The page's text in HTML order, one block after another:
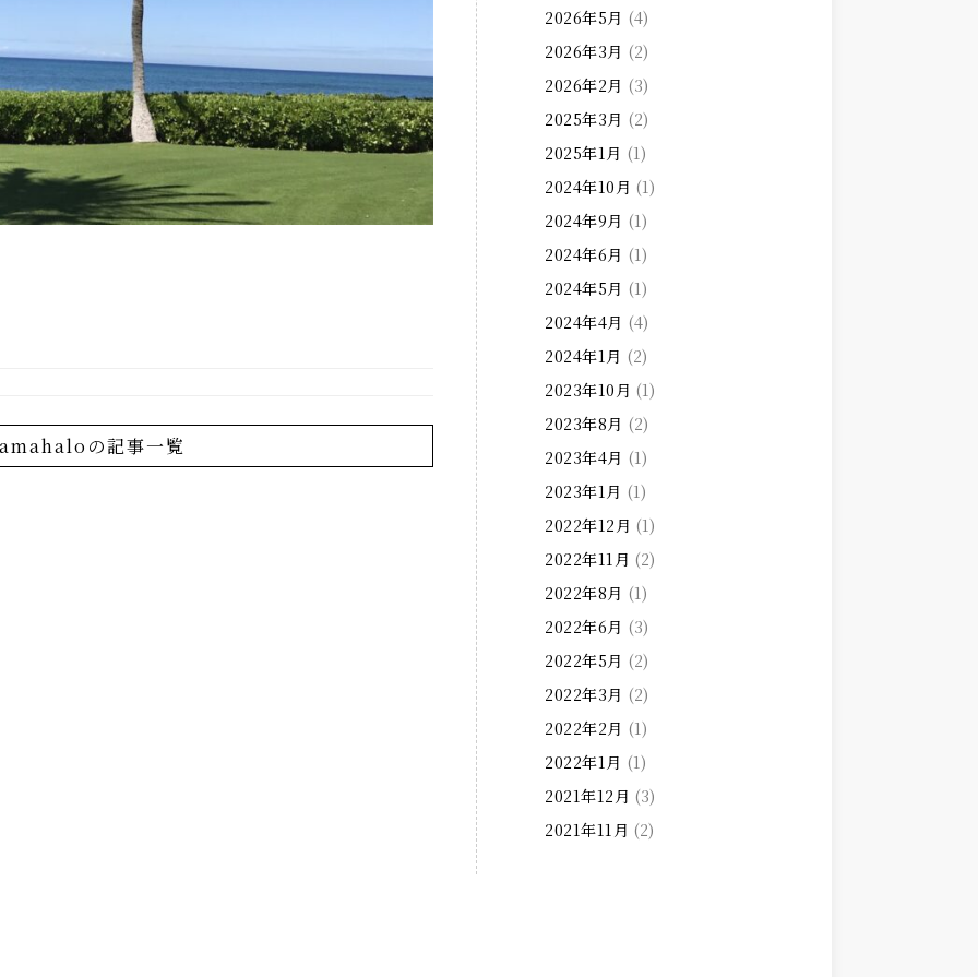
の記事一覧
2026年5月 (4)
2026年3月 (2)
2026年2月 (3)
2025年3月 (2)
2025年1月 (1)
2024年10月 (1)
2024年9月 (1)
2024年6月 (1)
2024年5月 (1)
2024年4月 (4)
2024年1月 (2)
2023年10月 (1)
2023年8月 (2)
2023年4月 (1)
2023年1月 (1)
2022年12月 (1)
2022年11月 (2)
2022年8月 (1)
2022年6月 (3)
2022年5月 (2)
2022年3月 (2)
2022年2月 (1)
2022年1月 (1)
2021年12月 (3)
2021年11月 (2)